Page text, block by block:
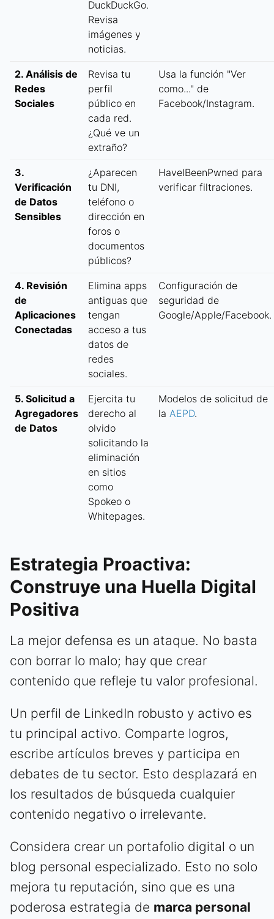
DuckDuckGo.
Revisa
imágenes y
noticias.
2. Análisis de
Redes
Sociales
Revisa tu
perfil
público en
cada red.
¿Qué ve un
extraño?
Usa la función "Ver
como..." de
Facebook/Instagram.
3.
Verificación
de Datos
Sensibles
¿Aparecen
tu DNI,
teléfono o
dirección en
foros o
documentos
públicos?
HaveIBeenPwned para
verificar filtraciones.
4. Revisión
de
Aplicaciones
Conectadas
Elimina apps
antiguas que
tengan
acceso a tus
datos de
redes
sociales.
Configuración de
seguridad de
Google/Apple/Facebook.
5. Solicitud a
Agregadores
de Datos
Ejercita tu
derecho al
olvido
solicitando la
eliminación
en sitios
como
Spokeo o
Whitepages.
Modelos de solicitud de
la AEPD.
Estrategia Proactiva:
Construye una Huella Digital
Positiva
La mejor defensa es un ataque. No basta
con borrar lo malo; hay que crear
contenido que refleje tu valor profesional.
Un perfil de LinkedIn robusto y activo es
tu principal activo. Comparte logros,
escribe artículos breves y participa en
debates de tu sector. Esto desplazará en
los resultados de búsqueda cualquier
contenido negativo o irrelevante.
Considera crear un portafolio digital o un
blog personal especializado. Esto no solo
mejora tu reputación, sino que es una
poderosa estrategia de marca personal